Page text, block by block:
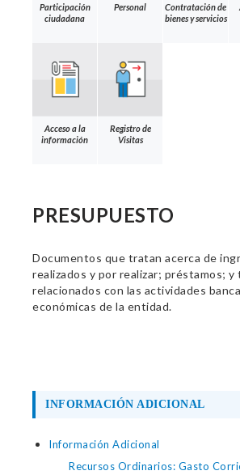
Participación
ciudadana
Personal
Contratación de
bienes y servicios
Acceso a la
información
Registro de
Visitas
PRESUPUESTO
Documentos que tratan acerca de
realizados y por realizar; préstamos;
relacionados con las actividades
económicas de la entidad.
INFORMACIÓN ADICIONAL
Información Adicional
Recursos Ordinarios: Gasto